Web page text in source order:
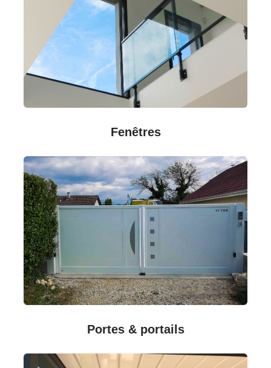
Fenêtres
Portes & portails